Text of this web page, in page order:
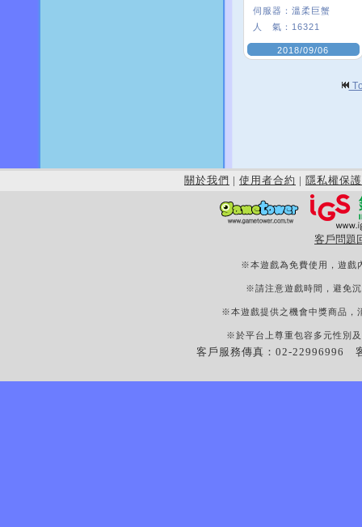
伺服器： 溫柔巨蟹
人 氣： 16321
2018/09/06
關於我們 | 使用者合約 | 隱私權保護
客戶問題
※本遊戲為免費使用，遊戲
※請注意遊戲時間，避免
※本遊戲提供之機會中獎商品，
※於平台上尊重包容多元性別
客戶服務傳真：02-22996996